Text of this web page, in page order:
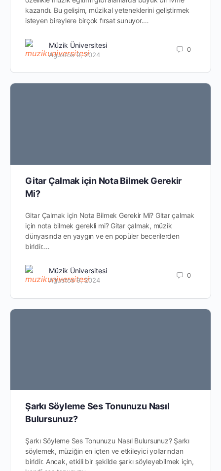
kazandı. Bu gelişim, müzikal yeteneklerini geliştirmek
isteyen bireylere birçok fırsat sunuyor.…
Müzik Üniversitesi
Ağustos 9, 2024
0
Gitar Çalmak için Nota Bilmek Gerekir
Mi?
Gitar Çalmak için Nota Bilmek Gerekir Mi? Gitar çalmak
için nota bilmek gerekli mi? Gitar çalmak, müzik
dünyasında en yaygın ve en popüler becerilerden
biridir.…
Müzik Üniversitesi
Ağustos 9, 2024
0
Şarkı Söyleme Ses Tonunuzu Nasıl
Bulursunuz?
Şarkı Söyleme Ses Tonunuzu Nasıl Bulursunuz? Şarkı
söylemek, müziğin en içten ve etkileyici yollarından
biridir. Ancak, etkili bir şekilde şarkı söyleyebilmek için,